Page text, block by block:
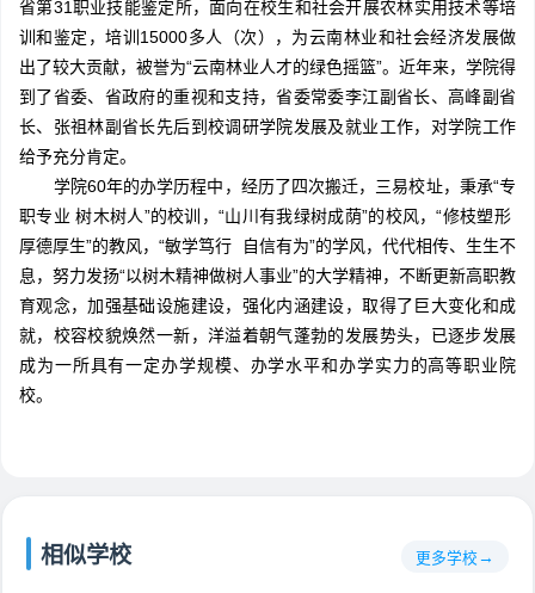
省第31职业技能鉴定所，面向在校生和社会开展农林实用技术等培
训和鉴定，培训15000多人（次），为云南林业和社会经济发展做
出了较大贡献，被誉为“云南林业人才的绿色摇篮”。近年来，学院得
到了省委、省政府的重视和支持，省委常委李江副省长、高峰副省
长、张祖林副省长先后到校调研学院发展及就业工作，对学院工作
给予充分肯定。
学院60年的办学历程中，经历了四次搬迁，三易校址，秉承“专
职专业 树木树人”的校训，“山川有我绿树成荫”的校风，“修枝塑形
厚德厚生”的教风，“敏学笃行 自信有为”的学风，代代相传、生生不
息，努力发扬“以树木精神做树人事业”的大学精神，不断更新高职教
育观念，加强基础设施建设，强化内涵建设，取得了巨大变化和成
就，校容校貌焕然一新，洋溢着朝气蓬勃的发展势头，已逐步发展
成为一所具有一定办学规模、办学水平和办学实力的高等职业院
校。
相似学校 更多学校